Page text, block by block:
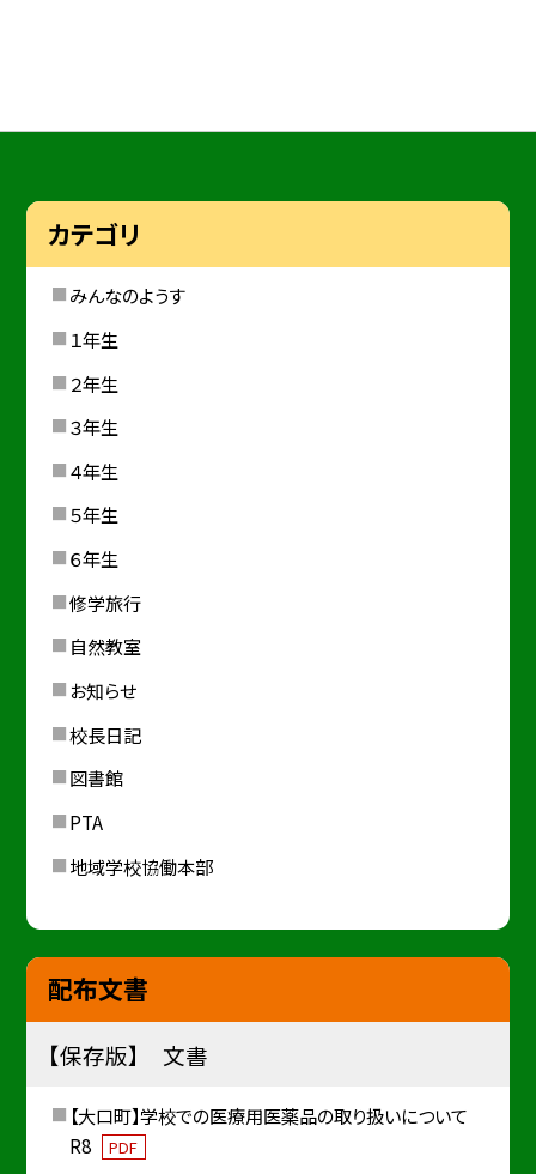
カテゴリ
みんなのようす
１年生
２年生
３年生
４年生
５年生
６年生
修学旅行
自然教室
お知らせ
校長日記
図書館
PTA
地域学校協働本部
配布文書
【保存版】 文書
【大口町】学校での医療用医薬品の取り扱いについて
R8
PDF